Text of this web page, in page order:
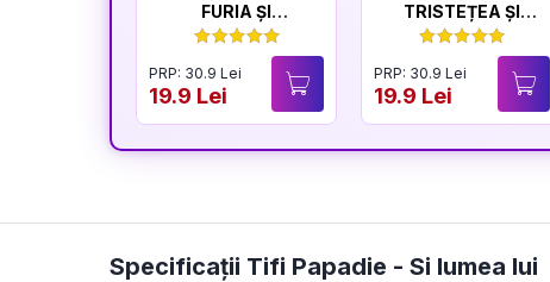
FURIA ȘI
LINIȘTEA
PRP: 30.9 Lei
19.9 Lei
TRISTEȚEA ȘI
BUCURIA
PRP: 30.9 Lei
19.9 Lei
Specificații Tifi Papadie - Si lumea lui